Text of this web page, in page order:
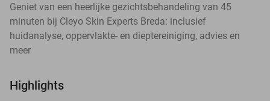
Geniet van een heerlijke gezichtsbehandeling van 45
minuten bij Cleyo Skin Experts Breda: inclusief
huidanalyse, oppervlakte- en dieptereiniging, advies en
meer
Highlights